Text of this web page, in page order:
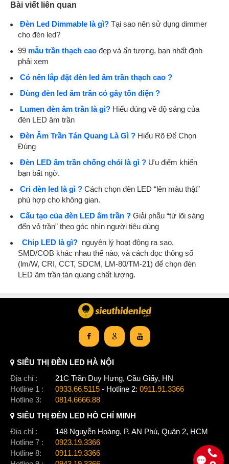
Bài viết liên quan
Đèn Led Dimmable là gì? Tại sao nên sử dụng dimmer
cho đèn led?
99 mẫu trần thạch cao đẹp và ấn tượng, bạn nhất định
phải xem
Có nên lắp đặt đèn led âm trần thạch cao ?
Dùng đèn led âm trần có gây tốn điện ?
Lumen đèn âm trần là gì? Hiểu đúng về độ sáng của
đèn LED âm trần
Đèn Âm Trần Tán Quang Là Gì ? Hiểu Rõ Để Chọn
Đúng
Đèn LED âm trần chống chói là gì ? Ưu điểm khiến
bạn bất ngờ.
Cri đèn led là gì ? Cách chọn đèn LED “lên màu thật”
phù hợp cho không gian.
Cấu tạo của đèn LED âm trần ? Giải phẫu “từ lõi sáng
đến vỏ trần” theo góc nhìn người tiêu dùng
Chip LED là gì? nguyên lý hoạt động ra sao,
SMD/COB khác nhau thế nào, và cách đọc thông số
(lm/W, CRI, CCT, SDCM, LM-80/TM-21) để chọn đèn
LED âm trần tán quang chất lượng.
SIÊU THỊ ĐÈN LED HÀ NỘI
Địa chỉ :
21C Trần Duy Hưng, Cầu Giấy, HN
Hotline 1 :
0933.66.5115 - Hotline 2: 0911.91.3366
Hotline 3:
0814.6666.88
SIÊU THỊ ĐÈN LED HỒ CHÍ MINH
Địa chỉ :
148 Nguyễn Hoàng, P. AN Phú, Quận 2, HCM
Hotline 7 :
0923.19.3366
Hotline 8:
0911.19.3366